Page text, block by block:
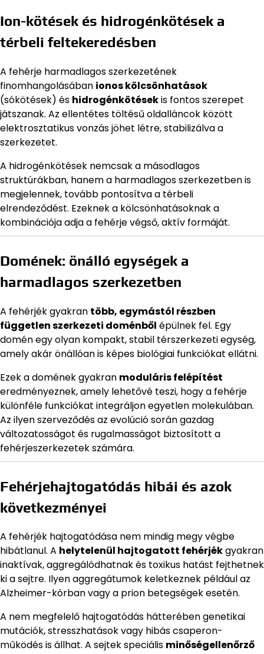
Ion-kötések és hidrogénkötések a
térbeli feltekeredésben
A fehérje harmadlagos szerkezetének
finomhangolásában ionos kölcsönhatások
(sókötések) és hidrogénkötésekis fontos szerepet
játszanak. Az ellentétes töltésű oldalláncok között
elektrosztatikus vonzás jöhet létre, stabilizálva a
szerkezetet.
A hidrogénkötések nemcsak a másodlagos
struktúrákban, hanem a harmadlagos szerkezetben is
megjelennek, tovább pontosítva a térbeli
elrendeződést. Ezeknek a kölcsönhatásoknak a
kombinációja adja a fehérje végső, aktív formáját.
Domének: önálló egységek a
harmadlagos szerkezetben
A fehérjék gyakran több, egymástól részben
független szerkezeti doménből épülnek fel. Egy
domén egy olyan kompakt, stabil térszerkezeti egység,
amely akár önállóan is képes biológiai funkciókat ellátni.
Ezek a domének gyakran moduláris felépítést
eredményeznek, amely lehetővé teszi, hogy a fehérje
különféle funkciókat integráljon egyetlen molekulában.
Az ilyen szerveződés az evolúció során gazdag
változatosságot és rugalmasságot biztosított a
fehérjeszerkezetek számára.
Fehérjehajtogatódás hibái és azok
következményei
A fehérjék hajtogatódása nem mindig megy végbe
hibátlanul. A helytelenül hajtogatott fehérjékgyakran
inaktívak, aggregálódhatnak és toxikus hatást fejthetnek
ki a sejtre. Ilyen aggregátumok keletkeznek például az
Alzheimer-kórban vagy a prion betegségek esetén.
A nem megfelelő hajtogatódás hátterében genetikai
mutációk, stresszhatások vagy hibás csaperon-
működés is állhat. A sejtek speciális minőségellenőrző